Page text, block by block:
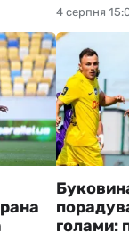
4 серпня
голами: